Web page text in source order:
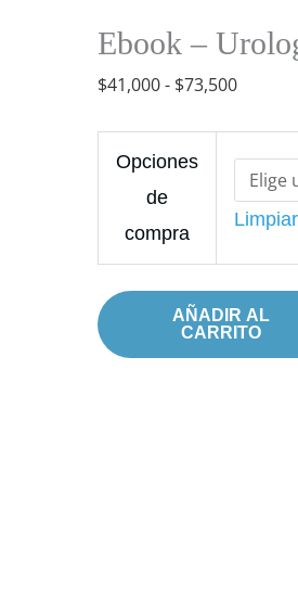
Ebook –
$41,000 - $73,500
desde
Opciones
de
compra
Limpiar
4a
Ed.
(2014)
cantidad
AÑADIR AL
CARRITO